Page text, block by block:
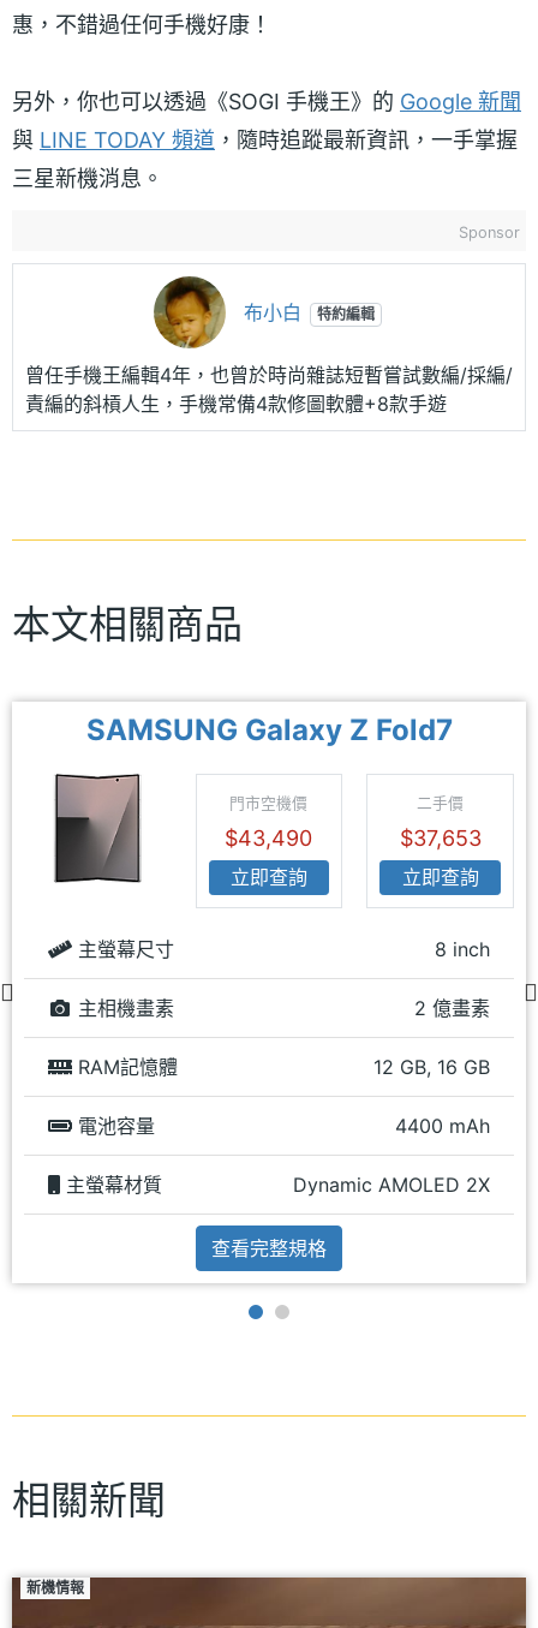
惠，不錯過任何手機好康！
另外，你也可以透過《SOGI 手機王》的 Google 新聞
與 LINE TODAY 頻道 ，隨時追蹤最新資訊，一手掌握
三星新機消息。
Sponsor
布小白 特約編輯
曾任手機王編輯4年，也曾於時尚雜誌短暫嘗試數編/採編/
責編的斜槓人生，手機常備4款修圖軟體+8款手遊
本文相關商品
SAMSUNG Galaxy Z Fold7
門市空機價
$43,490
立即查詢
二手價
$37,653
立即查詢
主螢幕尺寸 8 inch
主相機畫素 2 億畫素
RAM記憶體 12 GB, 16 GB
電池容量 4400 mAh
主螢幕材質 Dynamic AMOLED 2X
查看完整規格
相關新聞
新機情報